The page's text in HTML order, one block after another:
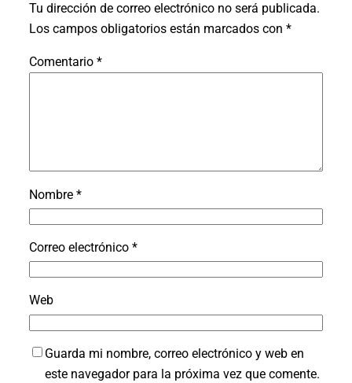
Tu dirección de correo electrónico no será publicada.
Los campos obligatorios están marcados con *
Comentario *
Nombre *
Correo electrónico *
Web
Guarda mi nombre, correo electrónico y web en
este navegador para la próxima vez que comente.